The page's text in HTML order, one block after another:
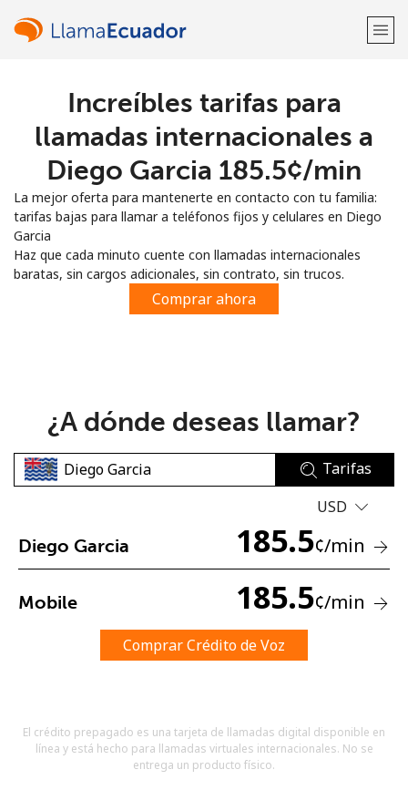
¡Bienvenido!
Regístrate con
o
No se ha creado una contraseña
Una letra mayúscula y una minúscula
Un caracter especial
Increíbles tarifas para
llamadas internacionales a
Diego Garcia ⁦185.5¢⁩/min
La mejor oferta para mantenerte en contacto con tu familia:
tarifas bajas para llamar a teléfonos fijos y celulares en Diego
Garcia
Haz que cada minuto cuente con llamadas internacionales
baratas, sin cargos adicionales, sin contrato, sin trucos.
Comprar ahora
¿A dónde deseas llamar?
Tarifas
USD
Diego Garcia 185.5¢/min
Mobile 185.5¢/min
Comprar Crédito de Voz
El crédito prepagado es una tarjeta de llamadas digital disponible en
línea y está hecho para llamadas virtuales internacionales. No se
entrega un producto físico.